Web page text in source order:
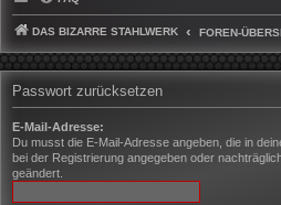
DAS BIZARRE STAHLWERK FOREN-
Passwort zurücksetzen
E-Mail-Adresse:
Du musst die E-Mail-Adresse angeben, die in
bei der Registrierung angegeben oder
geändert.